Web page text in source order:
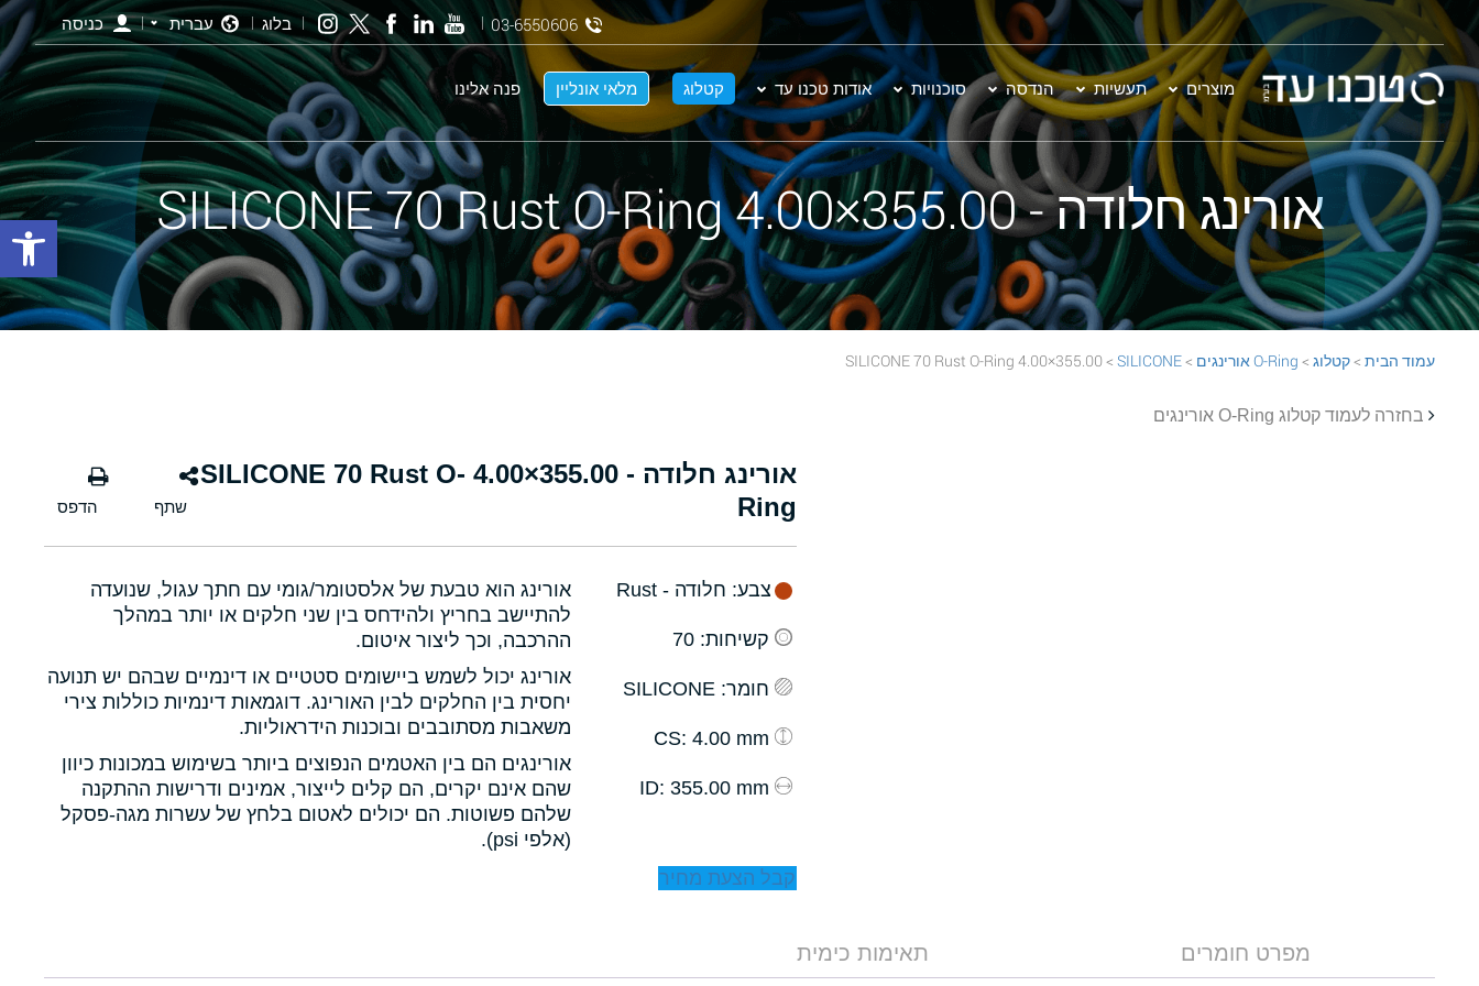
מוצרים תעשיות הנדסה סוכנויות אודות טכנו עד קטלוג מלאי אונליין פנה אלינו
03-6550606 בלוג עברית כניסה
אורינג חלודה - 355.00×4.00 SILICONE 70 Rust O-Ring
עמוד הבית >קטלוג > O-Ring אורינגים >
SILICONE
> 355.00×4.00 SILICONE 70 Rust O-Ring
בחזרה לעמוד קטלוג O-Ring אורינגים
אורינג חלודה - 355.00×4.00 SILICONE 70 Rust O-
Ring
אורינג הוא טבעת של אלסטומר/גומי עם חתך עגול, שנועדה
להתיישב בחריץ ולהידחס בין שני חלקים או יותר במהלך
ההרכבה, וכך ליצור איטום.
אורינג יכול לשמש ביישומים סטטיים או דינמיים שבהם יש תנועה
יחסית בין החלקים לבין האורינג. דוגמאות דינמיות כוללות צירי
משאבות מסתובבים ובוכנות הידראוליות.
אורינגים הם בין האטמים הנפוצים ביותר בשימוש במכונות כיוון
שהם אינם יקרים, הם קלים לייצור, אמינים ודרישות ההתקנה
שלהם פשוטות. הם יכולים לאטום בלחץ של עשרות מגה-פסקל
(אלפי psi).
צבע: חלודה - Rust
קשיחות: 70
חומר: SILICONE
: 4.00 mm
: 355.00 mm
קבל הצעת מחיר
מפרט חומרים תאימות כימית
פתח